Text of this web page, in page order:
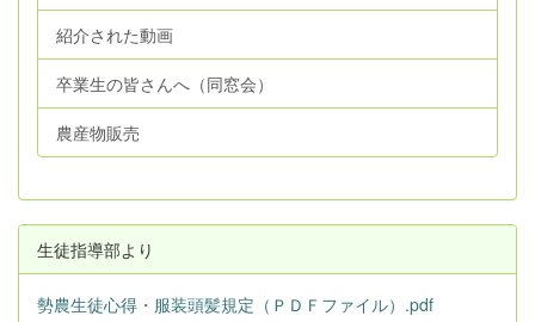
紹介された動画
卒業生の皆さんへ（同窓会）
農産物販売
生徒指導部より
勢農生徒心得・服装頭髪規定（ＰＤＦファイル）.pdf